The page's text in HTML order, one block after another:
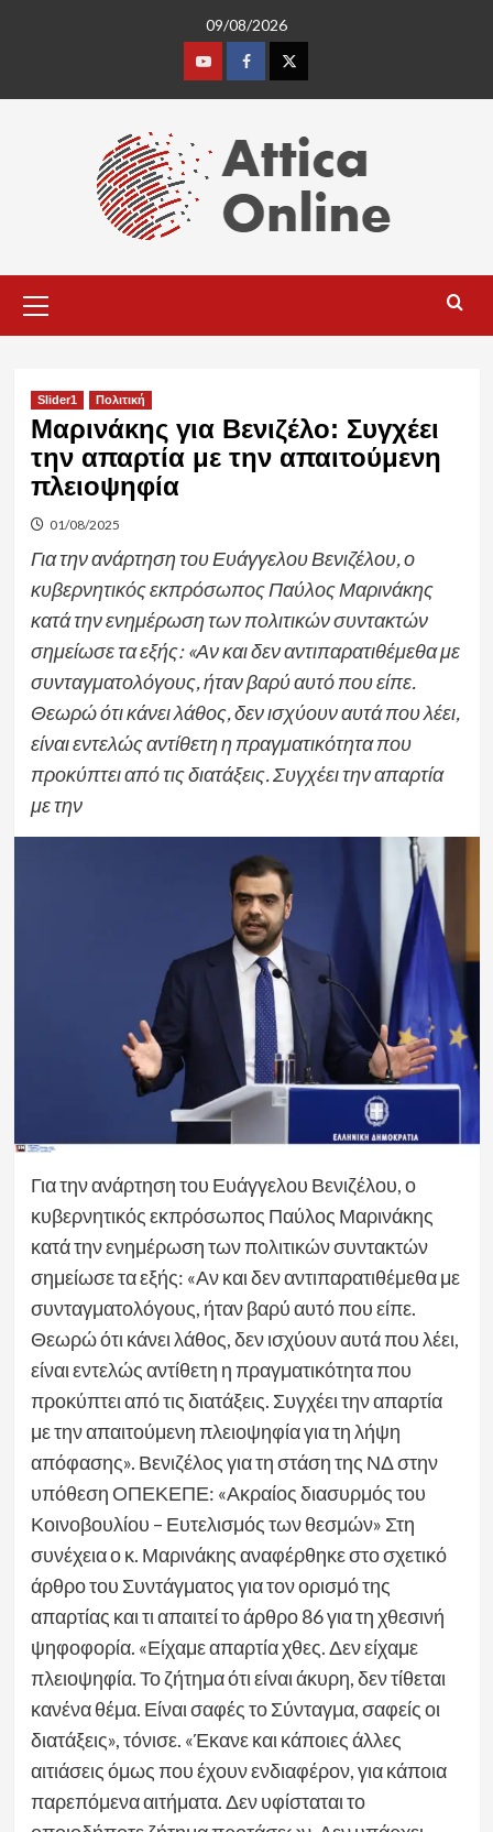
09/08/2026
YoutubeFacebookTwitter
Menu
Slider1 Πολιτική
Μαρινάκης για Βενιζέλο: Συγχέει
την απαρτία με την απαιτούμενη
πλειοψηφία
01/08/2025
Για την ανάρτηση του Ευάγγελου Βενιζέλου, ο
κυβερνητικός εκπρόσωπος Παύλος Μαρινάκης
κατά την ενημέρωση των πολιτικών συντακτών
σημείωσε τα εξής: «Αν και δεν αντιπαρατιθέμεθα με
συνταγματολόγους, ήταν βαρύ αυτό που είπε.
Θεωρώ ότι κάνει λάθος, δεν ισχύουν αυτά που λέει,
είναι εντελώς αντίθετη η πραγματικότητα που
προκύπτει από τις διατάξεις. Συγχέει την απαρτία
με την
Για την ανάρτηση του Ευάγγελου Βενιζέλου, ο
κυβερνητικός εκπρόσωπος Παύλος Μαρινάκης
κατά την ενημέρωση των πολιτικών συντακτών
σημείωσε τα εξής: «Αν και δεν αντιπαρατιθέμεθα με
συνταγματολόγους, ήταν βαρύ αυτό που είπε.
Θεωρώ ότι κάνει λάθος, δεν ισχύουν αυτά που λέει,
είναι εντελώς αντίθετη η πραγματικότητα που
προκύπτει από τις διατάξεις. Συγχέει την απαρτία
με την απαιτούμενη πλειοψηφία για τη λήψη
απόφασης». Βενιζέλος για τη στάση της ΝΔ στην
υπόθεση ΟΠΕΚΕΠΕ: «Ακραίος διασυρμός του
Κοινοβουλίου – Ευτελισμός των θεσμών» Στη
συνέχεια ο κ. Μαρινάκης αναφέρθηκε στο σχετικό
άρθρο του Συντάγματος για τον ορισμό της
απαρτίας και τι απαιτεί το άρθρο 86 για τη χθεσινή
ψηφοφορία. «Είχαμε απαρτία χθες. Δεν είχαμε
πλειοψηφία. Το ζήτημα ότι είναι άκυρη, δεν τίθεται
κανένα θέμα. Είναι σαφές το Σύνταγμα, σαφείς οι
διατάξεις», τόνισε. «Έκανε και κάποιες άλλες
αιτιάσεις όμως που έχουν ενδιαφέρον, για κάποια
παρεπόμενα αιτήματα. Δεν υφίσταται το